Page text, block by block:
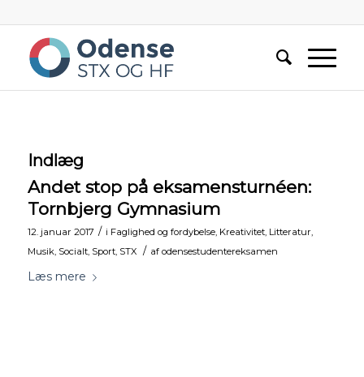
Indlæg
Andet stop på eksamensturnéen:
Tornbjerg Gymnasium
12. januar 2017 / i Faglighed og fordybelse, Kreativitet, Litteratur,
Musik, Socialt, Sport, STX / af odensestudentereksamen
Læs mere